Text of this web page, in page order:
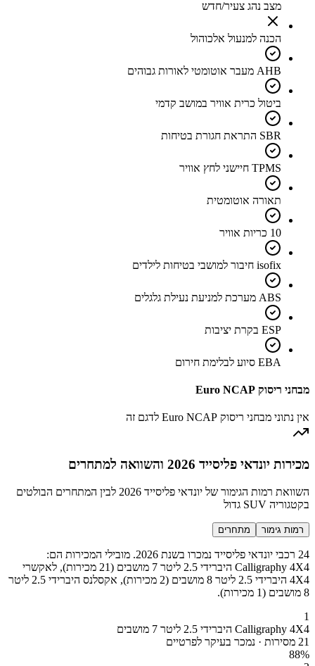
מצב נהג צעיר/חדש
הכנה למנעול אלכוהול
AHB מעבר אוטומטי לאורות גבוהים
ביטול כרית אוויר במושב קדמי
SBR התראת חגורת בטיחות
TPMS חיישני לחץ אוויר
תאורה אוטומטית
10 כריות אוויר
isofix חיבור למושבי בטיחות לילדים
ABS מערכת למניעת נעילת גלגלים
ESP בקרת יציבות
EBA סיוע לבלימת חירום
מבחני ריסוק Euro NCAP
אין נתוני מבחני ריסוק Euro NCAP לדגם זה
מכירות יונדאי פליסייד 2026 והשוואה למתחרים
השוואת רמות הגימור של יונדאי פליסייד 2026 לבין המתחרים הבולטים
בקטגוריה SUV גדול
רמות גימור מתחרים
24 רכבי יונדאי פליסייד נמכרו בשנת 2026. מובילי המכירות הם:
Calligraphy 4X4 היברידי 2.5 ליטר 7 מושבים (21 מכירות), לאקשרי
4X4 היברידי 2.5 ליטר 8 מושבים (2 מכירות), אקסלנס היברידי 2.5 ליטר
8 מושבים (1 מכירות).
1
Calligraphy 4X4 היברידי 2.5 ליטר 7 מושבים
21 מסירות · נמכר בעיקר לפרטיים
88%